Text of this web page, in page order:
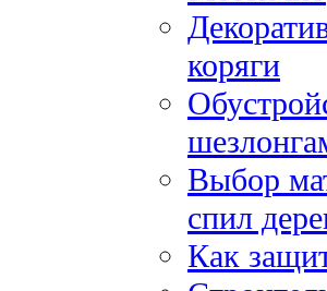
коряги
Выбор
спил
Как